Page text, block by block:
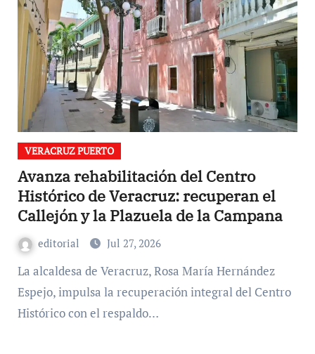
VERACRUZ PUERTO
Avanza rehabilitación del Centro
Histórico de Veracruz: recuperan el
Callejón y la Plazuela de la Campana
editorial Jul 27, 2026
La alcaldesa de Veracruz, Rosa María Hernández
Espejo, impulsa la recuperación integral del Centro
Histórico con el respaldo…